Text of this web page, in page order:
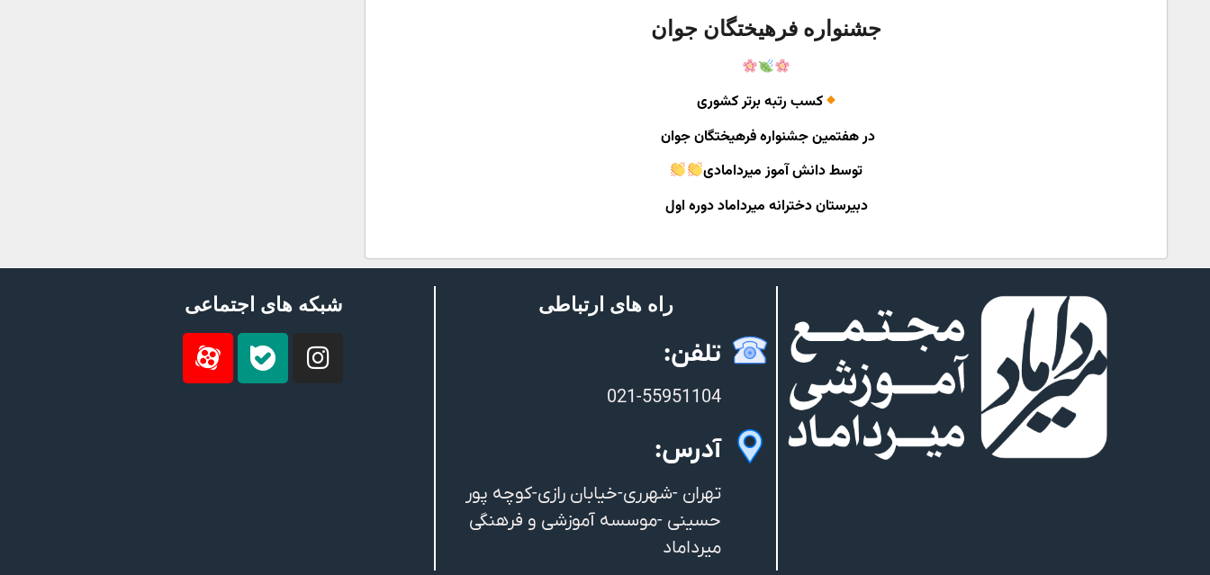
جشنواره فرهیختگان جوان
️کسب رتبه برتر کشوری
در هفتمین جشنواره فرهیختگان جوان
توسط دانش آموز میردامادی
دبیرستان دخترانه میرداماد دوره اول
راه های ارتباطی
تلفن:
021-55951104
آدرس:
تهران -شهرری-خیابان رازی-کوچه پور
حسینی -موسسه آموزشی و فرهنگی
میرداماد
شبکه های اجتماعی